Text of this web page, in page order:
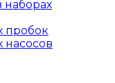
пробок